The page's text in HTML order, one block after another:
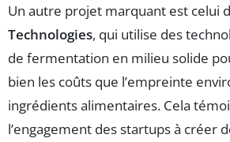
Un autre projet marquant est celui
Technologies, qui utilise des
de fermentation en milieu solide
bien les coûts que l’empreinte
ingrédients alimentaires. Cela
l’engagement des startups à créer